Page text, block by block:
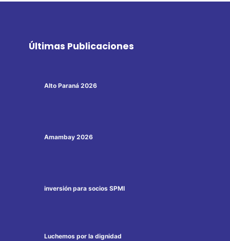
Últimas Publicaciones
Alto Paraná 2026
Amambay 2026
inversión para socios SPMI
Luchemos por la dignidad